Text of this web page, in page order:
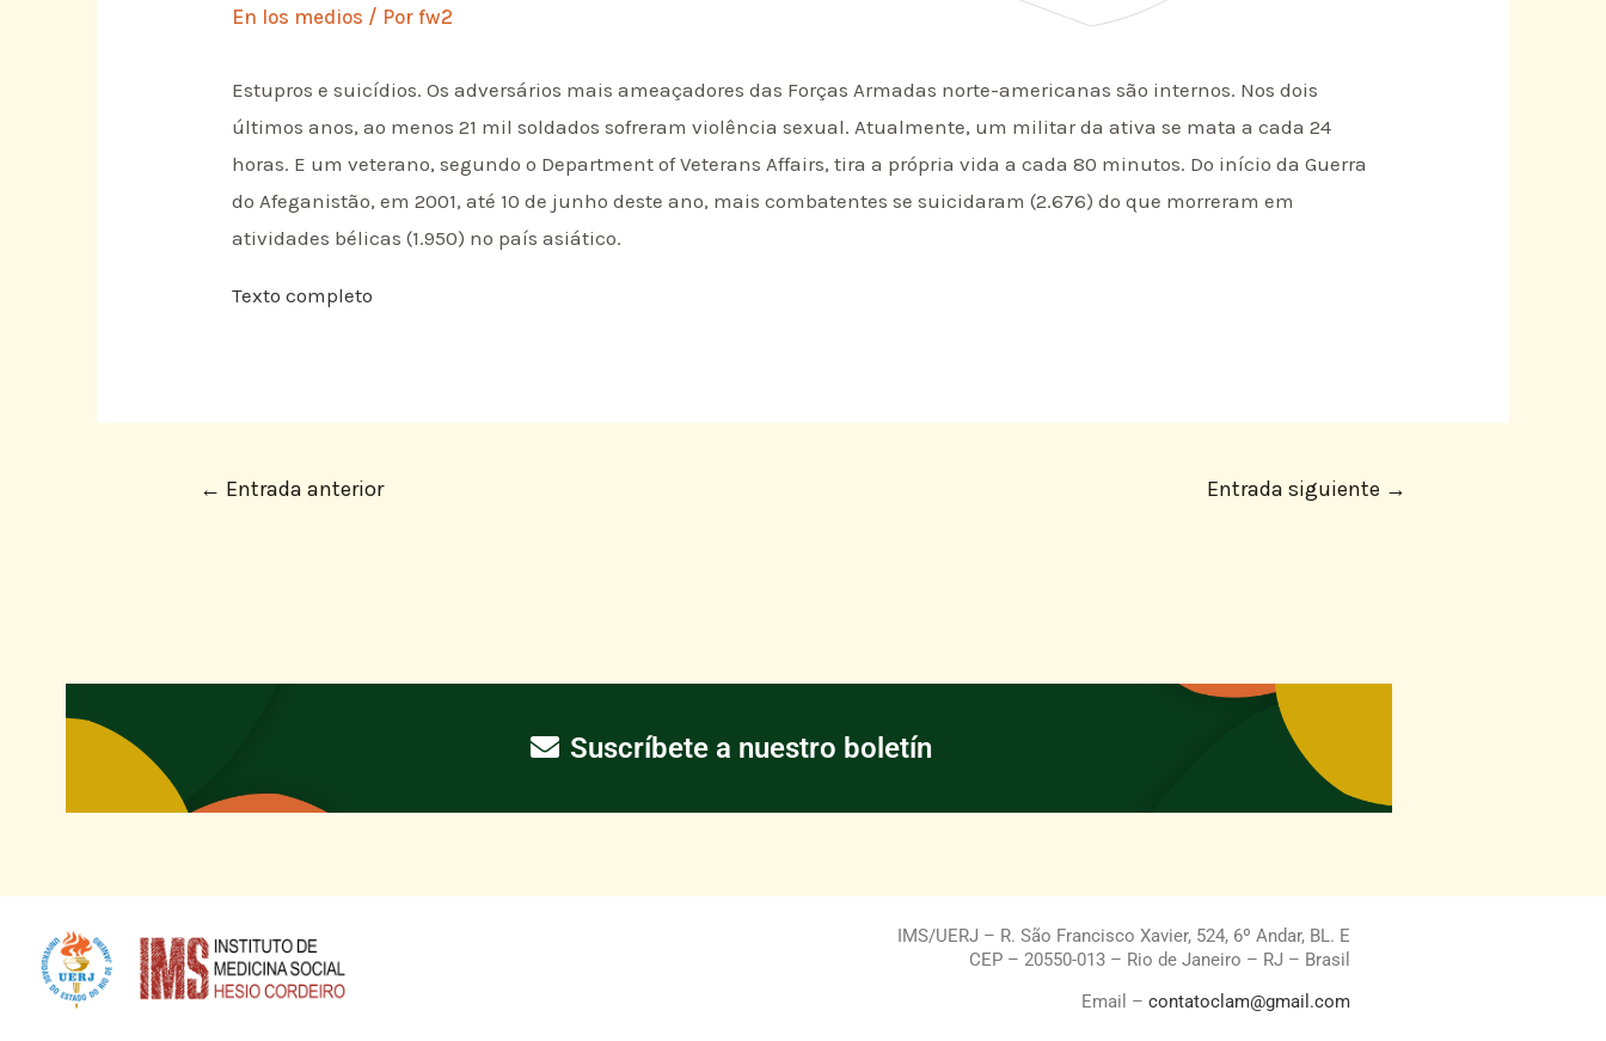
En los medios / Porfw2
Estupros e suicídios. Os adversários mais ameaçadores das Forças Armadas norte-americanas são internos. Nos dois
últimos anos, ao menos 21 mil soldados sofreram violência sexual. Atualmente, um militar da ativa se mata a cada 24
horas. E um veterano, segundo o Department of Veterans Affairs, tira a própria vida a cada 80 minutos. Do início da Guerra
do Afeganistão, em 2001, até 10 de junho deste ano, mais combatentes se suicidaram (2.676) do que morreram em
atividades bélicas (1.950) no país asiático.
Texto completo
← Entrada anterior Entrada siguiente →
Suscríbete a nuestro boletín
IMS/UERJ – R. São Francisco Xavier, 524, 6º Andar, BL. E
CEP – 20550-013 – Rio de Janeiro – RJ – Brasil
Email – contatoclam@gmail.com